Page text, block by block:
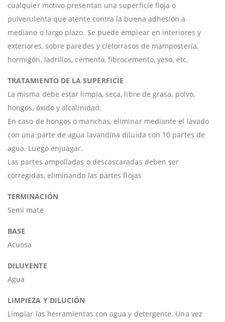
cualquier motivo presentan una superficie floja o
pulverulenta que atente contra la buena adhesión a
mediano o largo plazo. Se puede emplear en interiores y
exteriores, sobre paredes y cielorrasos de mampostería,
hormigón, ladrillos, cemento, fibrocemento, yeso, etc.
TRATAMIENTO DE LA SUPERFICIE
La misma debe estar limpia, seca, libre de grasa, polvo,
hongos, óxido y alcalinidad.
En caso de hongos o manchas, eliminar mediante el lavado
con una parte de agua lavandina diluida con 10 partes de
agua. Luego enjuagar.
Las partes ampolladas o descascaradas deben ser
corregidas, eliminando las partes flojas
TERMINACIÓN
Semi mate
BASE
Acuosa
DILUYENTE
Agua
LIMPIEZA Y DILUCIÓN
Limpiar las herramientas con agua y detergente. Una vez